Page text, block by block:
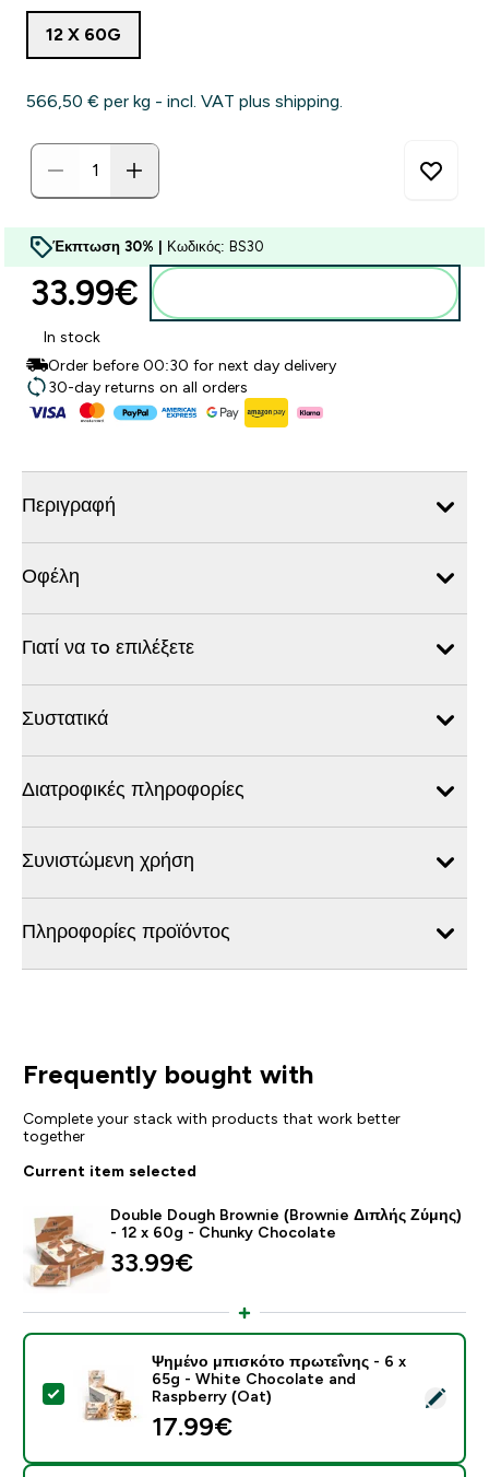
12 X 60G
566,50 €‎ per kg - incl. VAT plus shipping.
Έκπτωση 30% | Κωδικός: BS30
33.99€‎
In stock
Order before 00:30 for next day delivery
30-day returns on all orders
Περιγραφή
Οφέλη
Γιατί να τo επιλέξετε
Συστατικά
Διατροφικές πληροφορίες
Συνιστώμενη χρήση
Πληροφορίες προϊόντος
Frequently bought with
Complete your stack with products that work better
together
Current item selected
Double Dough Brownie (Brownie Διπλής Ζύμης)
- 12 x 60g - Chunky Chocolate
33.99€‎
Select this product - Ψημένο μπισκότο πρωτεΐνης -
Ψημένο μπισκότο πρωτεΐνης - 6 x
65g - White Chocolate and
Raspberry (Oat)
17.99€‎